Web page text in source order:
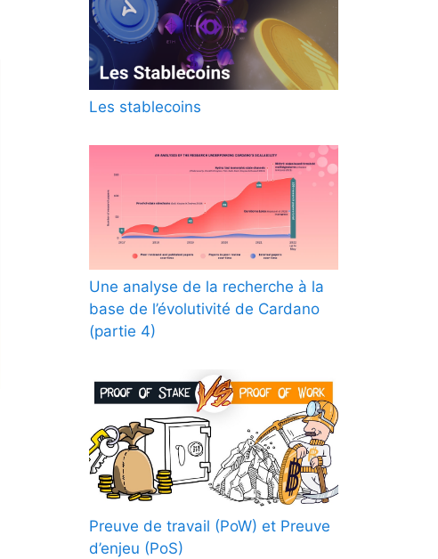
Les stablecoins
Une analyse de la recherche à la
base de l’évolutivité de Cardano
(partie 4)
Preuve de travail (PoW) et Preuve
d’enjeu (PoS)